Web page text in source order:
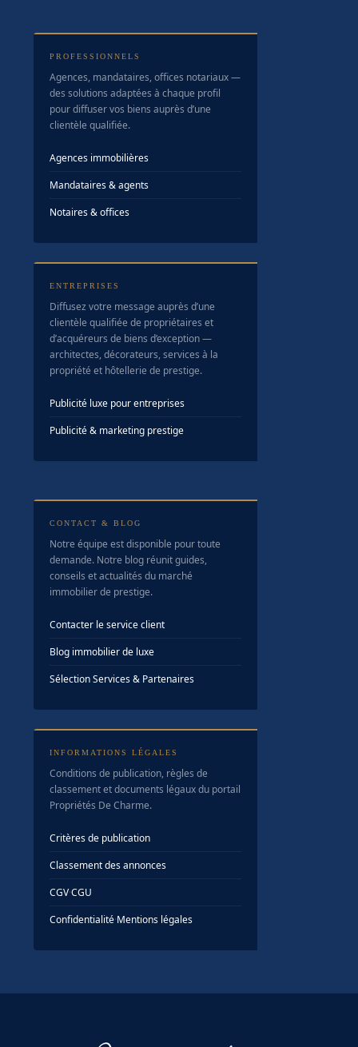
PROFESSIONNELS
Agences, mandataires, offices notariaux —
des solutions adaptées à chaque profil
pour diffuser vos biens auprès d’une
clientèle qualifiée.
Agences immobilières
Mandataires & agents
Notaires & offices
ENTREPRISES
Diffusez votre message auprès d’une
clientèle qualifiée de propriétaires et
d’acquéreurs de biens d’exception —
architectes, décorateurs, services à la
propriété et hôtellerie de prestige.
Publicité luxe pour entreprises
Publicité & marketing prestige
CONTACT & BLOG
Notre équipe est disponible pour toute
demande. Notre blog réunit guides,
conseils et actualités du marché
immobilier de prestige.
Contacter le service client
Blog immobilier de luxe
Sélection Services & Partenaires
INFORMATIONS LÉGALES
Conditions de publication, règles de
classement et documents légaux du portail
Propriétés De Charme.
Critères de publication
Classement des annonces
CGV·CGU
Confidentialité·Mentions légales